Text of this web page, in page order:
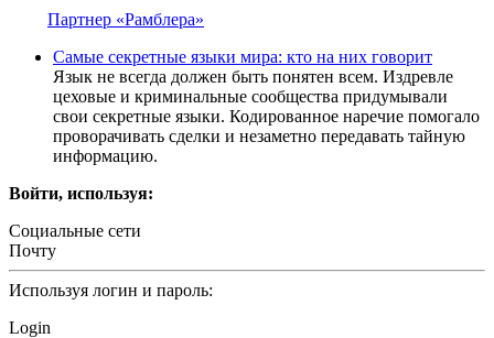
Партнер «Рамблера»
Самые секретные языки мира: кто на них говорит
Язык не всегда должен быть понятен всем. Издревле
цеховые и криминальные сообщества придумывали
свои секретные языки. Кодированное наречие помогало
проворачивать сделки и незаметно передавать тайную
информацию.
Войти, используя:
Социальные сети
Почту
Используя логин и пароль:
Login